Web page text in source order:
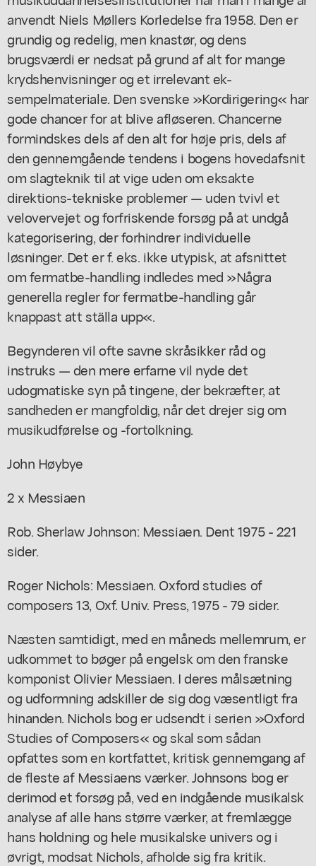
anvendt Niels Møllers Korledelse fra 1958. Den er
grundig og redelig, men knastør, og dens
brugsværdi er nedsat på grund af alt for mange
krydshenvisninger og et irrelevant ek-
sempelmateriale. Den svenske »Kordirigering« har
gode chancer for at blive afløseren. Chancerne
formindskes dels af den alt for høje pris, dels af
den gennemgående tendens i bogens hovedafsnit
om slagteknik til at vige uden om eksakte
direktions-tekniske problemer — uden tvivl et
velovervejet og forfriskende forsøg på at undgå
kategorisering, der forhindrer individuelle
løsninger. Det er f. eks. ikke utypisk, at afsnittet
om fermatbe-handling indledes med »Några
generella regler for fermatbe-handling går
knappast att ställa upp«.
Begynderen vil ofte savne skråsikker råd og
instruks — den mere erfarne vil nyde det
udogmatiske syn på tingene, der bekræfter, at
sandheden er mangfoldig, når det drejer sig om
musikudførelse og -fortolkning.
John Høybye
2 x Messiaen
Rob. Sherlaw Johnson: Messiaen. Dent 1975 - 221
sider.
Roger Nichols: Messiaen. Oxford studies of
composers 13, Oxf. Univ. Press, 1975 - 79 sider.
Næsten samtidigt, med en måneds mellemrum, er
udkommet to bøger på engelsk om den franske
komponist Olivier Messiaen. I deres målsætning
og udformning adskiller de sig dog væsentligt fra
hinanden. Nichols bog er udsendt i serien »Oxford
Studies of Composers« og skal som sådan
opfattes som en kortfattet, kritisk gennemgang af
de fleste af Messiaens værker. Johnsons bog er
derimod et forsøg på, ved en indgående musikalsk
analyse af alle hans større værker, at fremlægge
hans holdning og hele musikalske univers og i
øvrigt, modsat Nichols, afholde sig fra kritik.